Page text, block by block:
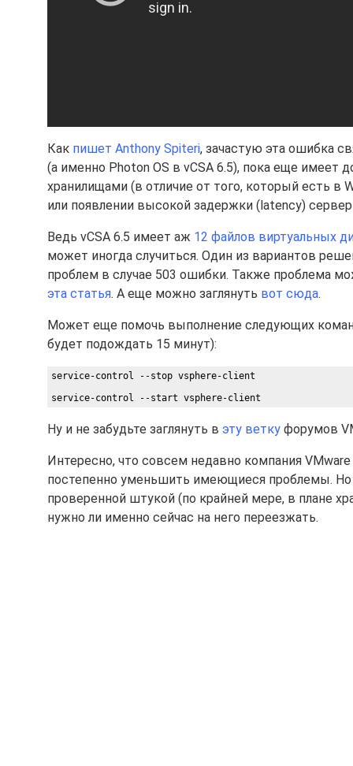
Как пишет Anthony Spiteri, зачастую эта ошибка
(а именно Photon OS в vCSA 6.5), пока еще имеет
хранилищами (в отличие от того, который есть в
или появлении высокой задержки (latency)
Ведь vCSA 6.5 имеет аж 12 файлов виртуальных
может иногда случиться. Один из вариантов
проблем в случае 503 ошибки. Также проблема
эта статья. А еще можно заглянуть вот сюда.
Может еще помочь выполнение следующих
будет подождать 15 минут):
service-control --stop vsphere-client
service-control --start vsphere-client
Ну и не забудьте заглянуть в эту ветку форумов
Интересно, что совсем недавно компания
постепенно уменьшить имеющиеся проблемы. Но
проверенной штукой (по крайней мере, в плане
нужно ли именно сейчас на него переезжать.